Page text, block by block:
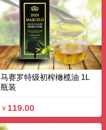
马赛罗特级初榨橄榄油 1L
瓶装
￥ 119.00